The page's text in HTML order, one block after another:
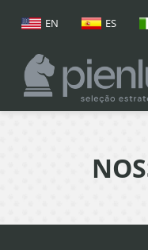
EN ES